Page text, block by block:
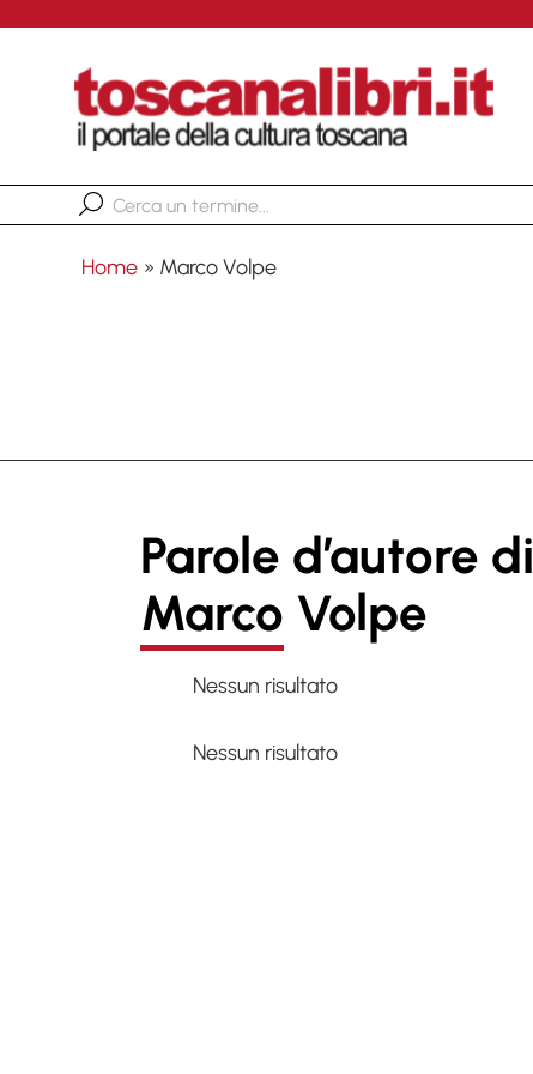
Home » Marco Volpe
Parole d’autore di
Marco Volpe
Nessun risultato
Nessun risultato